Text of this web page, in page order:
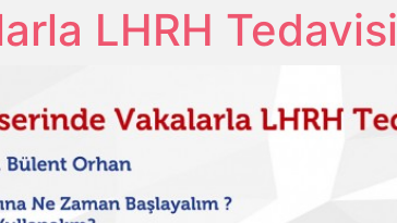
LHRH Tedavisi